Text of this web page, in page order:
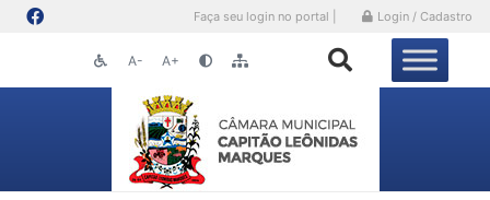
Faça seu login no portal | Login / Cadastro
A- A+